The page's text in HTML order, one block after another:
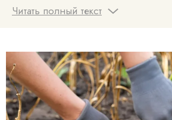
Читать полный текст